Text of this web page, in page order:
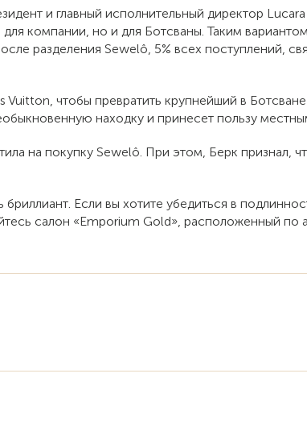
и главный исполнительный директор
компании, но и для Ботсваны. Таким
разделения Sewelô, 5% всех поступлений,
чтобы превратить крупнейший в
находку и принесет пользу
на покупку Sewelô. При этом, Берк признал,
бриллиант. Если вы хотите убедиться в
салон «Emporium Gold», расположенный по